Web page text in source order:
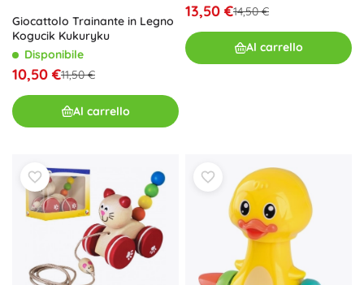
Giocattolo Trainante in Legno
Kogucik Kukuryku
Disponibile
10,50 €11,50 €
Al carrello
13,50 €14,50 €
Al carrello